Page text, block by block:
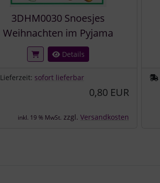
3DHM0030 Snoesjes
Weihnachten im Pyjama
Details
Lieferzeit: sofort lieferbar
0,80 EUR
inkl. 19 % MwSt. zzgl. Versandkosten